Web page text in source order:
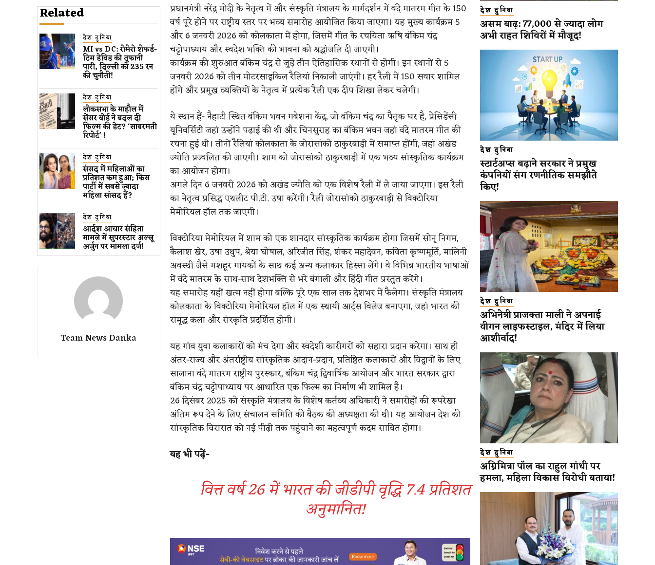
Related
देश दुनिया
MI vs DC: रोमेरो शेफर्ड-
टिम डेविड की तूफानी
पारी, दिल्ली को 235 रन
की चुनौती!
देश दुनिया
लोकसभा के माहौल में
सेंसर बोर्ड ने बदल दी
फिल्म की डेट? ‘साबरमती
रिपोर्ट’ !
देश दुनिया
संसद में महिलाओं का
प्रतिशत कम ​हुआ​; किस
पार्टी में सबसे ज्यादा
महिला सांसद हैं?
देश दुनिया
आर्दश आचार संहिता
मामले में सुपरस्टार अल्लू
अर्जुन पर मामला दर्ज!
Team News Danka
प्रधानमंत्री नरेंद्र मोदी के नेतृत्व में और संस्कृति मंत्रालय के मार्गदर्शन में वंदे मातरम गीत के 150
वर्ष पूरे होने पर राष्ट्रीय स्तर पर भव्य समारोह आयोजित किया जाएगा। यह मुख्य कार्यक्रम 5
और 6 जनवरी 2026 को कोलकाता में होगा, जिसमें गीत के रचयिता ऋषि बंकिम चंद्र
चट्टोपाध्याय और स्वदेश भक्ति की भावना को श्रद्धांजलि दी जाएगी।
कार्यक्रम की शुरुआत बंकिम चंद्र से जुड़े तीन ऐतिहासिक स्थानों से होगी। इन स्थानों से 5
जनवरी 2026 को तीन मोटरसाइकिल रैलियां निकाली जाएंगी। हर रैली में 150 सवार शामिल
होंगे और प्रमुख व्यक्तियों के नेतृत्व में प्रत्येक रैली एक दीप शिखा लेकर चलेगी।
ये स्थान हैं- नैहाटी स्थित बंकिम भवन गबेशना केंद्र, जो बंकिम चंद्र का पैतृक घर है, प्रेसिडेंसी
यूनिवर्सिटी जहां उन्होंने पढ़ाई की थी और चिनसुराह का बंकिम भवन जहां वंदे मातरम गीत की
रचना हुई थी। तीनों रैलियां कोलकाता के जोरासांको ठाकुरबाड़ी में समाप्त होंगी, जहां अखंड
ज्योति प्रज्वलित की जाएगी। शाम को जोरासांको ठाकुरबाड़ी में एक भव्य सांस्कृतिक कार्यक्रम
का आयोजन होगा।
अगले दिन 6 जनवरी 2026 को अखंड ज्योति को एक विशेष रैली में ले जाया जाएगा। इस रैली
का नेतृत्व प्रसिद्ध एथलीट पी.टी. उषा करेंगी। रैली जोरासांको ठाकुरबाड़ी से विक्टोरिया
मेमोरियल हॉल तक जाएगी।
विक्टोरिया मेमोरियल में शाम को एक शानदार सांस्कृतिक कार्यक्रम होगा जिसमें सोनू निगम,
कैलाश खेर, उषा उथुप, श्रेया घोषाल, अरिजीत सिंह, शंकर महादेवन, कविता कृष्णमूर्ति, मालिनी
अवस्थी जैसे मशहूर गायकों के साथ कई अन्य कलाकार हिस्सा लेंगे। वे विभिन्न भारतीय भाषाओं
में वंदे मातरम के साथ-साथ देशभक्ति से भरे बंगाली और हिंदी गीत प्रस्तुत करेंगे।
यह समारोह यहीं खत्म नहीं होगा बल्कि पूरे एक साल तक देशभर में फैलेगा। संस्कृति मंत्रालय
कोलकाता के विक्टोरिया मेमोरियल हॉल में एक स्थायी आर्ट्स विलेज बनाएगा, जहां भारत की
समृद्ध कला और संस्कृति प्रदर्शित होगी।
यह गांव युवा कलाकारों को मंच देगा और स्वदेशी कारीगरों को सहारा प्रदान करेगा। साथ ही
अंतर-राज्य और अंतर्राष्ट्रीय सांस्कृतिक आदान-प्रदान, प्रतिष्ठित कलाकारों और विद्वानों के लिए
सालाना वंदे मातरम राष्ट्रीय पुरस्कार, बंकिम चंद्र द्विवार्षिक आयोजन और भारत सरकार द्वारा
बंकिम चंद्र चट्टोपाध्याय पर आधारित एक फिल्म का निर्माण भी शामिल है।
26 दिसंबर 2025 को संस्कृति मंत्रालय के विशेष कर्तव्य अधिकारी ने समारोहों की रूपरेखा
अंतिम रूप देने के लिए संचालन समिति की बैठक की अध्यक्षता की थी। यह आयोजन देश की
सांस्कृतिक विरासत को नई पीढ़ी तक पहुंचाने का महत्वपूर्ण कदम साबित होगा।
यह भी पढ़ें-
वित्त वर्ष 26 में भारत की जीडीपी वृद्धि 7.4 प्रतिशत
अनुमानित!
देश दुनिया
असम बाढ़: 77,000 से ज्यादा लोग
अभी राहत शिविरों में मौजूद!
देश दुनिया
स्टार्टअप्स बढ़ाने सरकार ने प्रमुख
कंपनियों संग रणनीतिक समझौते
किए!
देश दुनिया
अभिनेत्री प्राजक्ता माली ने अपनाई
वीगन लाइफस्टाइल, मंदिर में लिया
आशीर्वाद!
देश दुनिया
अग्निमित्रा पॉल का राहुल गांधी पर
हमला, महिला विकास विरोधी बताया!